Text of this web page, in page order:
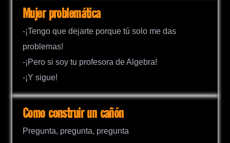
Mujer problemática
-¡Tengo que dejarte porque tú solo me das
problemas!
-¡Pero si soy tu profesora de Algebra!
-¡Y sigue!
Como construir un cañón
Pregunta, pregunta, pregunta